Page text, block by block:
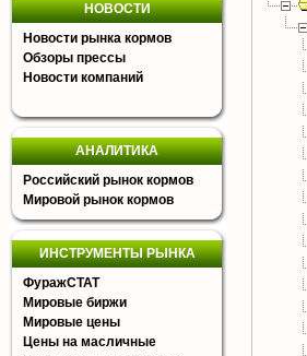
НОВОСТИ
Новости рынка кормов
Обзоры прессы
Новости компаний
АНАЛИТИКА
Российский рынок кормов
Мировой рынок кормов
ИНСТРУМЕНТЫ РЫНКА
ФуражСТАТ
Мировые биржи
Мировые цены
Цены на масличные